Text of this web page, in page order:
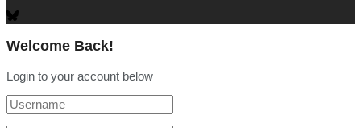
Welcome Back!
Login to your account below